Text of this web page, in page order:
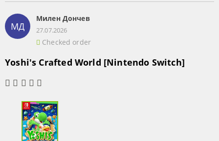
МД
Милен Дончев
27.07.2026
Checked order
Yoshi's Crafted World [Nintendo Switch]